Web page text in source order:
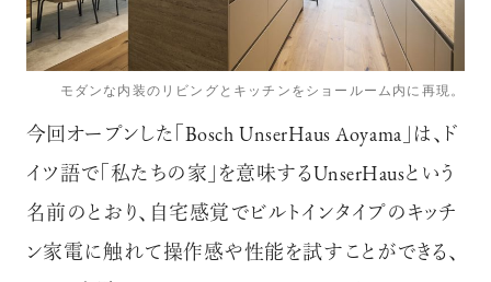
モダンな内装のリビングとキッチンをショールーム内に再現。
今回オープンした｢Bosch UnserHaus Aoyama｣は、ド
イツ語で｢私たちの家｣を意味するUnserHausという
名前のとおり、自宅感覚でビルトインタイプのキッチ
ン家電に触れて操作感や性能を試すことができる、